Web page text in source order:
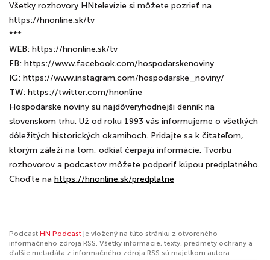
Všetky rozhovory HNtelevízie si môžete pozrieť na
https://hnonline.sk/tv
***
WEB: https://hnonline.sk/tv
FB: https://www.facebook.com/hospodarskenoviny
IG: https://www.instagram.com/hospodarske_noviny/
TW: https://twitter.com/hnonline
Hospodárske noviny sú najdôveryhodnejší denník na
slovenskom trhu. Už od roku 1993 vás informujeme o všetkých
dôležitých historických okamihoch. Pridajte sa k čitateľom,
ktorým záleží na tom, odkiaľ čerpajú informácie. Tvorbu
rozhovorov a podcastov môžete podporiť kúpou predplatného.
Choďte na ⁠⁠⁠⁠⁠⁠⁠⁠⁠⁠⁠⁠⁠⁠⁠⁠⁠⁠⁠⁠⁠⁠⁠⁠⁠⁠⁠⁠⁠⁠⁠⁠⁠⁠⁠https://hnonline.sk/predplatne⁠
Podcast HN Podcast je vložený na túto stránku z otvoreného
informačného zdroja RSS. Všetky informácie, texty, predmety ochrany a
ďalšie metadáta z informačného zdroja RSS sú majetkom autora